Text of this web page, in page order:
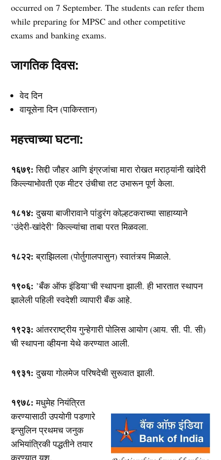
occurred on 7 September. The students can refer them
while preparing for MPSC and other competitive
exams and banking exams.
जागतिक दिवस:
वेद दिन
वायूसेना दिन (पाकिस्तान)
महत्त्वाच्या घटना:
१६७९: सिद्दी जौहर आणि इंग्रजांचा मारा रोखत मराठ्यांनी खांदेरी
किल्ल्याभोवती एक मीटर उंचीचा तट उभारून पूर्ण केला.
१८१४: दुसर्‍या बाजीरावाने पांडुरंग कोल्हटकराच्या साहाय्याने
’उंदेरी-खांदेरी’ किल्ल्यांचा ताबा परत मिळवला.
१८२२: ब्राझिलला (पोर्तुगालपासुन) स्वातंत्र्य मिळाले.
१९०६: ’बँक ऑफ इंडिया’ची स्थापना झाली. ही भारतात स्थापन
झालेली पहिली स्वदेशी व्यापारी बँक आहे.
१९२३: आंतरराष्ट्रीय गुन्हेगारी पोलिस आयोग (आय. सी. पी. सी)
ची स्थापना व्हीयना येथे करण्यात आली.
१९३१: दुसर्‍या गोलमेज परिषदेची सुरूवात झाली.
१९७८: मधुमेह नियंत्रित
करण्यासाठी उपयोगी पडणारे
इन्सुलिन प्रथमच जनुक
अभियांत्रिकी पद्धतीने तयार
करण्यात यश.